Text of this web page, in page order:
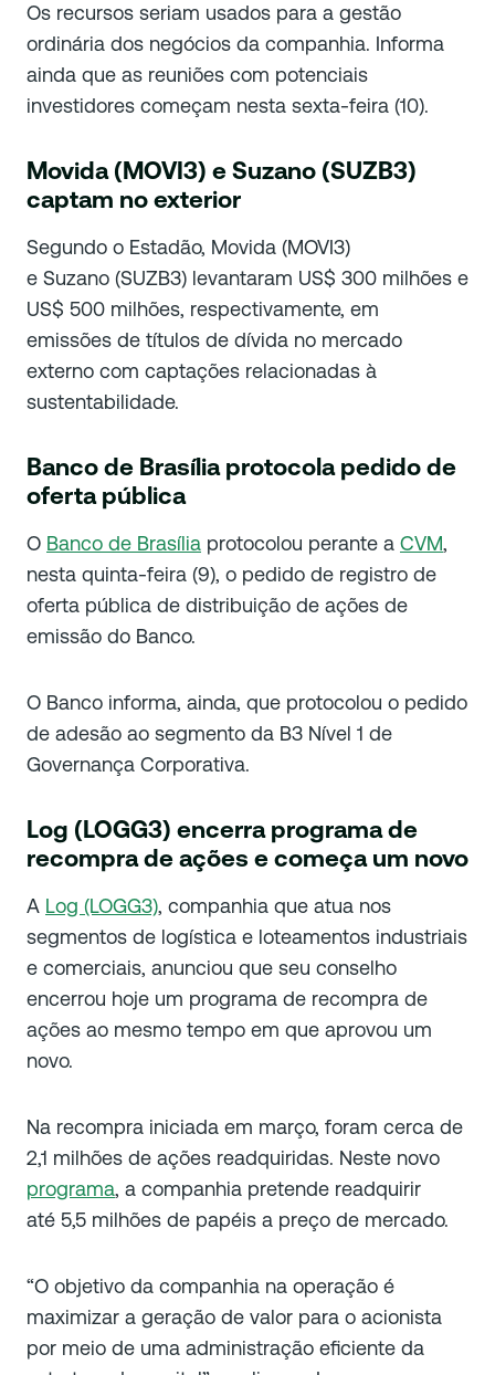
Os recursos seriam usados para a gestão
ordinária dos negócios da companhia. Informa
ainda que as reuniões com potenciais
investidores começam nesta sexta-feira (10).
Movida (MOVI3) e Suzano (SUZB3)
captam no exterior
Segundo o Estadão, Movida (MOVI3)
e Suzano (SUZB3) levantaram US$ 300 milhões e
US$ 500 milhões, respectivamente, em
emissões de títulos de dívida no mercado
externo com captações relacionadas à
sustentabilidade.
Banco de Brasília protocola pedido de
oferta pública
O Banco de Brasília protocolou perante a CVM,
nesta quinta-feira (9), o pedido de registro de
oferta pública de distribuição de ações de
emissão do Banco.
O Banco informa, ainda, que protocolou o pedido
de adesão ao segmento da B3 Nível 1 de
Governança Corporativa.
Log (LOGG3) encerra programa de
recompra de ações e começa um novo
A Log (LOGG3), companhia que atua nos
segmentos de logística e loteamentos industriais
e comerciais, anunciou que seu conselho
encerrou hoje um programa de recompra de
ações ao mesmo tempo em que aprovou um
novo.
Na recompra iniciada em março, foram cerca de
2,1 milhões de ações readquiridas. Neste novo
programa, a companhia pretende readquirir
até 5,5 milhões de papéis a preço de mercado.
“O objetivo da companhia na operação é
maximizar a geração de valor para o acionista
por meio de uma administração eficiente da